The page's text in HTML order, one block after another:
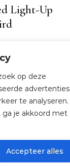
op deze
advertenties
te analyseren.
ga je akkoord met
Accepteer alles
Light-Up